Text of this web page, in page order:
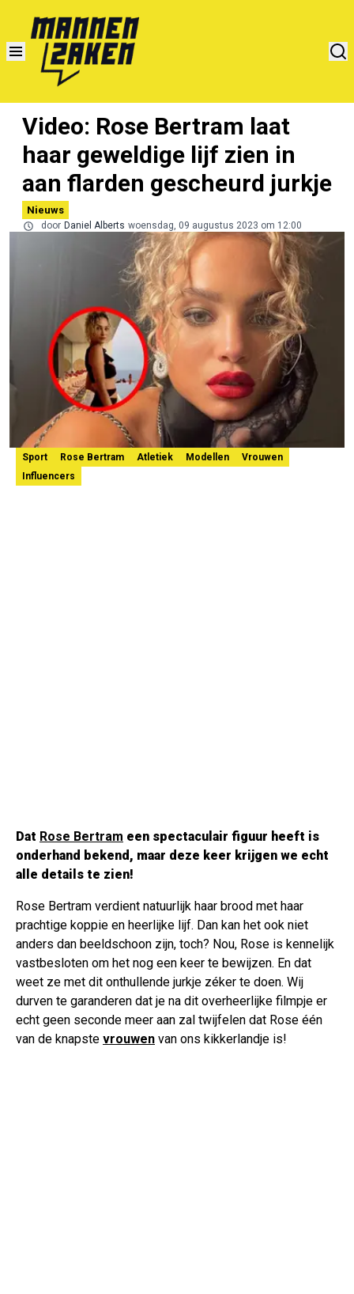
Video: Rose Bertram laat
haar geweldige lijf zien in
aan flarden gescheurd jurkje
Nieuws
door Daniel Alberts woensdag, 09 augustus 2023 om 12:00
Sport Rose Bertram Atletiek Modellen
Vrouwen
Influencers
Dat Rose Bertram een spectaculair figuur heeft is
onderhand bekend, maar deze keer krijgen we echt
alle details te zien!
Rose Bertram verdient natuurlijk haar brood met haar
prachtige koppie en heerlijke lijf. Dan kan het ook niet
anders dan beeldschoon zijn, toch? Nou, Rose is kennelijk
vastbesloten om het nog een keer te bewijzen. En dat
weet ze met dit onthullende jurkje zéker te doen. Wij
durven te garanderen dat je na dit overheerlijke filmpje er
echt geen seconde meer aan zal twijfelen dat Rose één
van de knapste vrouwen van ons kikkerlandje is!